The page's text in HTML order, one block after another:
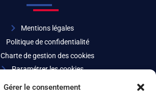
Gérer le consentement
Mentions légales
Politique de confidentialité
Charte de gestion des cookies
Paramétrer les cookies